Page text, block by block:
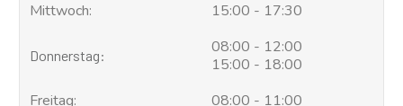
Mittwoch:
15:00 - 17:30
Donnerstag:
08:00 - 12:00
15:00 - 18:00
Freitag:
08:00 - 11:00